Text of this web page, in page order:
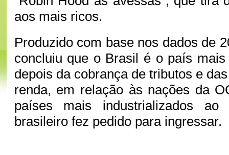
aos mais ricos.
Produzido com base nos dados de
concluiu que o Brasil é o país
depois da cobrança de tributos e
renda, em relação às nações da
países mais industrializados
brasileiro fez pedido para ingressar.